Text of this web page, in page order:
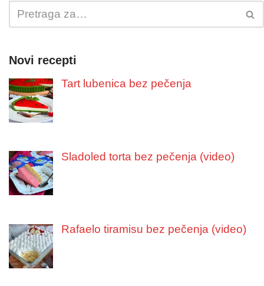
Novi recepti
Tart lubenica bez pečenja
Sladoled torta bez pečenja (video)
Rafaelo tiramisu bez pečenja (video)